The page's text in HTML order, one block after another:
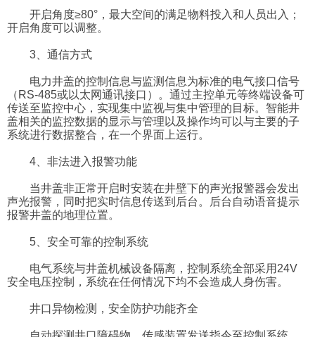
开启角度≥80°，最大空间的满足物料投入和人员出入；
开启角度可以调整。
3、通信方式
电力井盖的控制信息与监测信息为标准的电气接口信号
（RS-485或以太网通讯接口）。通过主控单元等终端设备可
传送至监控中心，实现集中监视与集中管理的目标。智能井
盖相关的监控数据的显示与管理以及操作均可以与主要的子
系统进行数据整合，在一个界面上运行。
4、非法进入报警功能
当井盖非正常开启时安装在井壁下的声光报警器会发出
声光报警，同时把实时信息传送到后台。后台自动语音提示
报警井盖的地理位置。
5、安全可靠的控制系统
电气系统与井盖机械设备隔离，控制系统全部采用24V
安全电压控制，系统在任何情况下均不会造成人身伤害。
井口异物检测，安全防护功能齐全